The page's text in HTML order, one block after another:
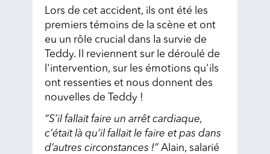
Lors de cet accident, ils ont été les
premiers témoins de la scène et ont
eu un rôle crucial dans la survie de
Teddy. Il reviennent sur le déroulé de
l'intervention, sur les émotions qu'ils
ont ressenties et nous donnent des
nouvelles de Teddy !
“S’il fallait faire un arrêt cardiaque,
c’était là qu’il fallait le faire et pas dans
d’autres circonstances !” Alain, salarié